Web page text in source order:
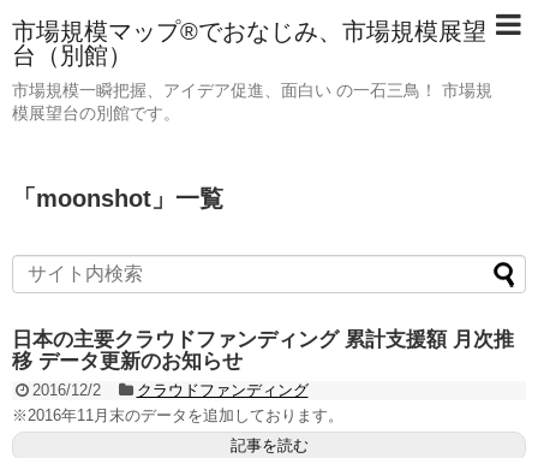
市場規模マップ®でおなじみ、市場規模展望
台（別館）
市場規模一瞬把握、アイデア促進、面白い の一石三鳥！ 市場規
模展望台の別館です。
「 moonshot 」 一覧
日本の主要クラウドファンディング 累計支援額 月次推
移 データ更新のお知らせ
2016/12/2
クラウドファンディング
※2016年11月末のデータを追加しております。
記事を読む